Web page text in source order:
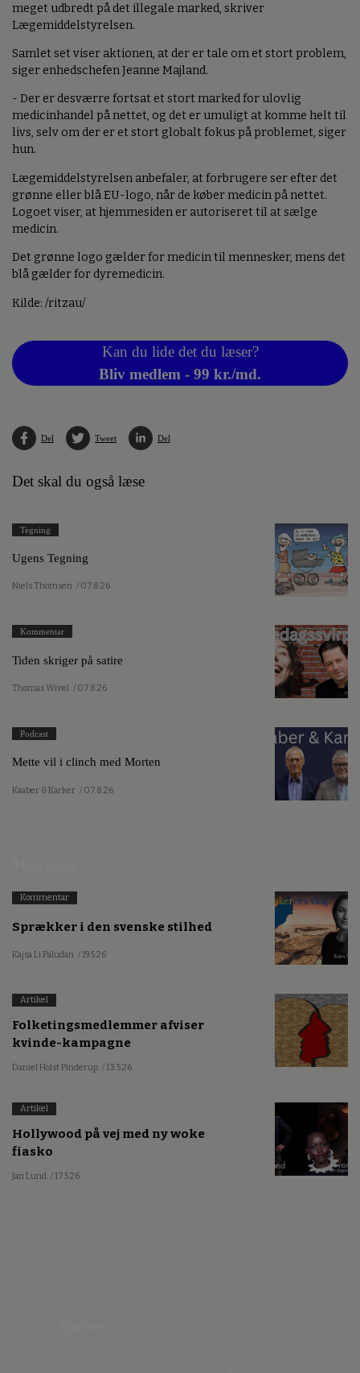
meget udbredt på det illegale marked, skriver
Lægemiddelstyrelsen.
Samlet set viser aktionen, at der er tale om et stort problem,
siger enhedschefen Jeanne Majland.
- Der er desværre fortsat et stort marked for ulovlig
medicinhandel på nettet, og det er umuligt at komme helt til
livs, selv om der er et stort globalt fokus på problemet, siger
hun.
Lægemiddelstyrelsen anbefaler, at forbrugere ser efter det
grønne eller blå EU-logo, når de køber medicin på nettet.
Logoet viser, at hjemmesiden er autoriseret til at sælge
medicin.
Det grønne logo gælder for medicin til mennesker, mens det
blå gælder for dyremedicin.
Kilde: /ritzau/
Kan du lide det du læser?
Bliv medlem - 99 kr./md.
Del Tweet Del
Det skal du også læse
Tegning
Ugens Tegning
Niels Thomsen / 07.8.26
Kommentar
Tiden skriger på satire
Thomas Wivel / 07.8.26
Podcast
Mette vil i clinch med Morten
Kaaber & Karker / 07.8.26
Kommentar
Sprækker i den svenske stilhed
Kajsa Li Paludan / 19.5.26
Artikel
Folketingsmedlemmer afviser
kvinde-kampagne
Daniel Holst Pinderup / 13.5.26
Artikel
Hollywood på vej med ny woke
fiasko
Jan Lund / 17.5.26